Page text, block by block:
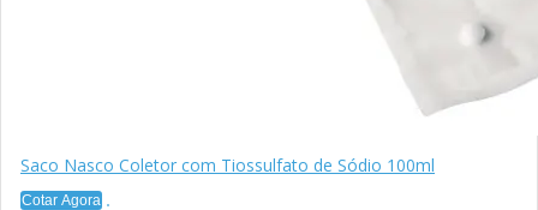
Saco Nasco Coletor com Tiossulfato de Sódio 100ml
Cotar Agora